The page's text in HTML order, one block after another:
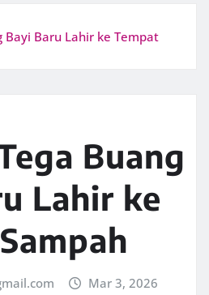
Bayi Baru Lahir ke Tempat
Buang
Lahir ke
Mar 3, 2026